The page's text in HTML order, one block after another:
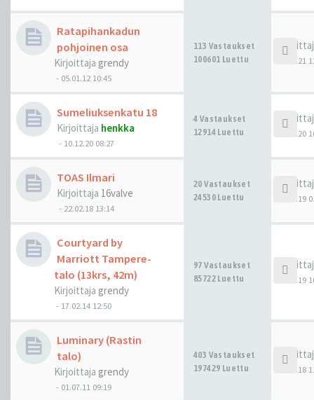
Ratapihankadun
pohjoinen osa
Kirjoittaja grendy
- 05.01.12 10:45
113 Vastaukset
100601 Luettu
13.10.21
Sumeliuksenkatu 18
Kirjoittaja henkka
- 10.12.20 08:27
4 Vastaukset
12914 Luettu
15.12.20
TOAS Ilmari
Kirjoittaja 16valve
- 22.02.18 13:14
20 Vastaukset
24530 Luettu
30.12.19
Courtyard by
Marriott Tampere-
talo (13krs, 42m)
Kirjoittaja grendy
- 17.02.14 12:50
97 Vastaukset
85722 Luettu
30.08.19
Luminary (Rastin
talo)
Kirjoittaja grendy
- 01.07.11 09:19
403 Vastaukset
197429 Luettu
14.12.18